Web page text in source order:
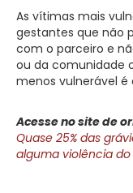
As vítimas mais
gestantes que não
com o parceiro e
ou da comunidade
menos vulnerável
Acesse no site de
Quase 25% das
alguma violência do